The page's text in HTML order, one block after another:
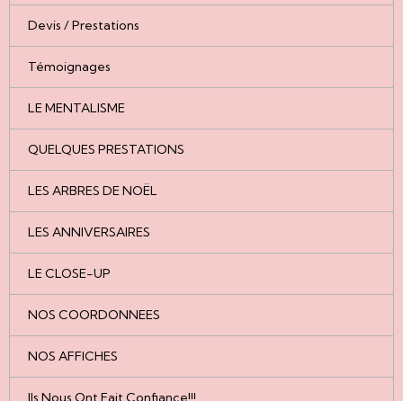
Devis / Prestations
Témoignages
LE MENTALISME
QUELQUES PRESTATIONS
LES ARBRES DE NOËL
LES ANNIVERSAIRES
LE CLOSE-UP
NOS COORDONNEES
NOS AFFICHES
Ils Nous Ont Fait Confiance!!!